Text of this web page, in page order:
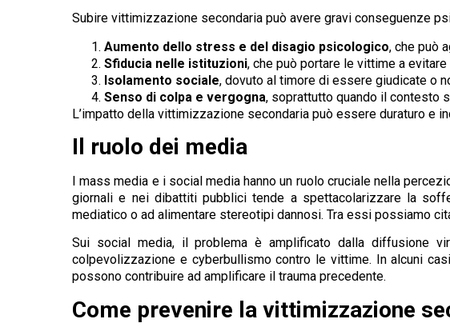
Subire vittimizzazione secondaria può avere gravi conseguenze
Aumento dello stress e del disagio psicologico, che può
Sfiducia nelle istituzioni, che può portare le vittime a
Isolamento sociale, dovuto al timore di essere giudicate o
Senso di colpa e vergogna, soprattutto quando il contesto
L’impatto della vittimizzazione secondaria può essere duraturo e
Il ruolo dei media
I mass media e i social media hanno un ruolo cruciale nella
giornali e nei dibattiti pubblici tende a spettacolarizzare la
mediatico o ad alimentare stereotipi dannosi. Tra essi possiamo
Sui social media, il problema è amplificato dalla diffusione
colpevolizzazione e cyberbullismo contro le vittime. In alcuni
possono contribuire ad amplificare il trauma precedente.
Come prevenire la vittimizzazione